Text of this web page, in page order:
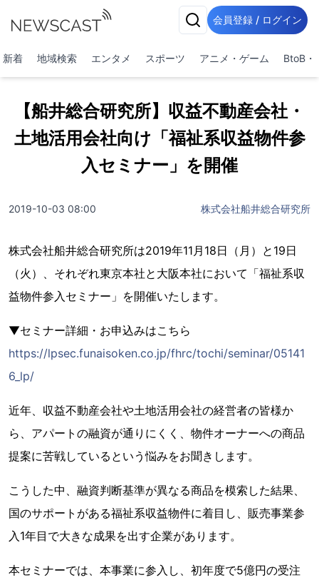
会員登録 / ログイン
新着 地域検索 エンタメ スポーツ アニメ・ゲーム BtoB・
【船井総合研究所】収益不動産会社・
土地活用会社向け「福祉系収益物件参
入セミナー」を開催
2019-10-03 08:00 株式会社船井総合研究所
株式会社船井総合研究所は2019年11月18日（月）と19日
（火）、それぞれ東京本社と大阪本社において「福祉系収
益物件参入セミナー」を開催いたします。
▼セミナー詳細・お申込みはこちら
https://lpsec.funaisoken.co.jp/fhrc/tochi/seminar/05141
6_lp/
近年、収益不動産会社や土地活用会社の経営者の皆様か
ら、アパートの融資が通りにくく、物件オーナーへの商品
提案に苦戦しているという悩みをお聞きします。
こうした中、融資判断基準が異なる商品を模索した結果、
国のサポートがある福祉系収益物件に着目し、販売事業参
入1年目で大きな成果を出す企業があります。
本セミナーでは、本事業に参入し、初年度で5億円の受注